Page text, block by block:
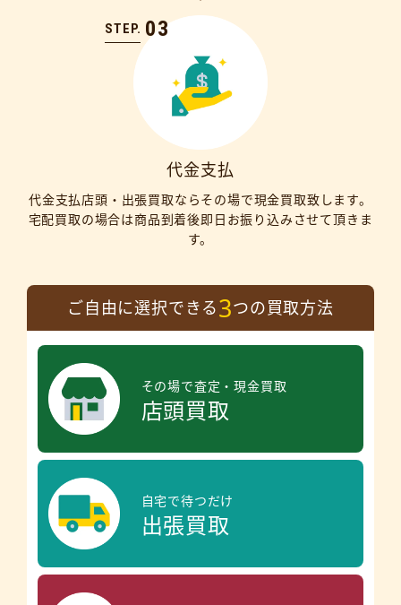
STEP. 03
代金支払
代金支払店頭・出張買取ならその場で現金買取致します。
宅配買取の場合は商品到着後即日お振り込みさせて頂きま
す。
ご自由に選択できる3つの買取方法
その場で査定・現金買取
店頭買取
自宅で待つだけ
出張買取